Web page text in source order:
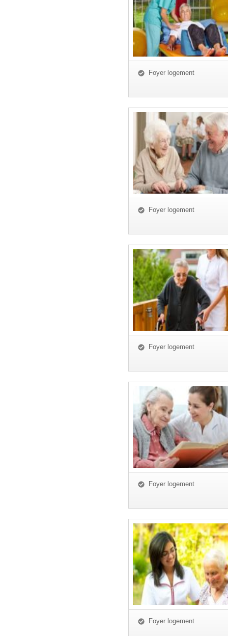
Foyer logement
Foyer logement
Foyer logement
Foyer logement
Foyer logement